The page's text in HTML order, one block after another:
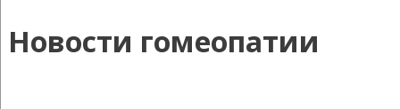
Новости гомеопатии